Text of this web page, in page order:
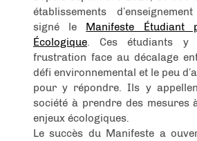
établissements
signé le Manifeste Étudiant
Écologique. Ces étudiants y
frustration face au décalage
défi environnemental et le peu
pour y répondre. Ils y
société à prendre des mesures
enjeux écologiques.
Le succès du Manifeste a